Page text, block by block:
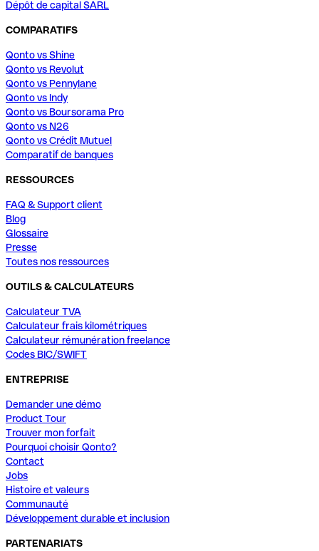
Dépôt de capital SARL
COMPARATIFS
Qonto vs Shine
Qonto vs Revolut
Qonto vs Pennylane
Qonto vs Indy
Qonto vs Boursorama Pro
Qonto vs N26
Qonto vs Crédit Mutuel
Comparatif de banques
RESSOURCES
FAQ & Support client
Blog
Glossaire
Presse
Toutes nos ressources
OUTILS & CALCULATEURS
Calculateur TVA
Calculateur frais kilométriques
Calculateur rémunération freelance
Codes BIC/SWIFT
ENTREPRISE
Demander une démo
Product Tour
Trouver mon forfait
Pourquoi choisir Qonto?
Contact
Jobs
Histoire et valeurs
Communauté
Développement durable et inclusion
PARTENARIATS